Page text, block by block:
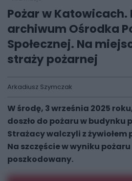
Pożar w Katowicach.
archiwum Ośrodka
Społecznej. Na
straży pożarnej
Arkadiusz Szymczak
W środę, 3 września 2025
doszło do pożaru w budynku
Strażacy walczyli z żywiołem
Na szczęście w wyniku
poszkodowany.